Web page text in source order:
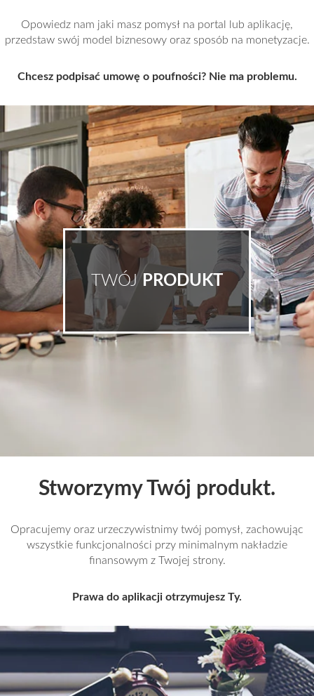
Opowiedz nam jaki masz pomysł na portal lub aplikację,
przedstaw swój model biznesowy oraz sposób na monetyzacje.
Chcesz podpisać umowę o poufności? Nie ma problemu.
TWÓJ PRODUKT
Stworzymy Twój produkt.
Opracujemy oraz urzeczywistnimy twój pomysł, zachowując
wszystkie funkcjonalności przy minimalnym nakładzie
finansowym z Twojej strony.
Prawa do aplikacji otrzymujesz Ty.